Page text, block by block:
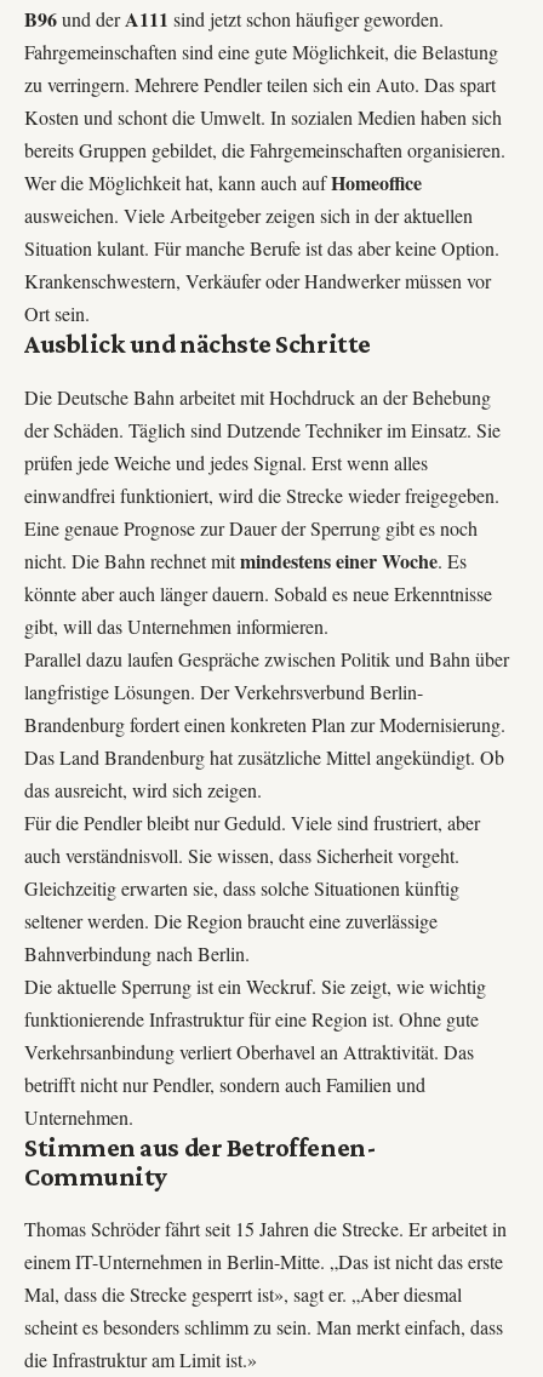
B96und derA111 sind jetzt schon häufiger geworden.
Fahrgemeinschaften sind eine gute Möglichkeit, die Belastung
zu verringern. Mehrere Pendler teilen sich ein Auto. Das spart
Kosten und schont die Umwelt. In sozialen Medien haben sich
bereits Gruppen gebildet, die Fahrgemeinschaften organisieren.
Wer die Möglichkeit hat, kann auch aufHomeoffice
ausweichen. Viele Arbeitgeber zeigen sich in der aktuellen
Situation kulant. Für manche Berufe ist das aber keine Option.
Krankenschwestern, Verkäufer oder Handwerker müssen vor
Ort sein.
Ausblick und nächste Schritte
Die Deutsche Bahn arbeitet mit Hochdruck an der Behebung
der Schäden. Täglich sind Dutzende Techniker im Einsatz. Sie
prüfen jede Weiche und jedes Signal. Erst wenn alles
einwandfrei funktioniert, wird die Strecke wieder freigegeben.
Eine genaue Prognose zur Dauer der Sperrung gibt es noch
nicht. Die Bahn rechnet mitmindestens einer Woche. Es
könnte aber auch länger dauern. Sobald es neue Erkenntnisse
gibt, will das Unternehmen informieren.
Parallel dazu laufen Gespräche zwischen Politik und Bahn über
langfristige Lösungen. Der Verkehrsverbund Berlin-
Brandenburg fordert einen konkreten Plan zur Modernisierung.
Das Land Brandenburg hat zusätzliche Mittel angekündigt. Ob
das ausreicht, wird sich zeigen.
Für die Pendler bleibt nur Geduld. Viele sind frustriert, aber
auch verständnisvoll. Sie wissen, dass Sicherheit vorgeht.
Gleichzeitig erwarten sie, dass solche Situationen künftig
seltener werden. Die Region braucht eine zuverlässige
Bahnverbindung nach Berlin.
Die aktuelle Sperrung ist ein Weckruf. Sie zeigt, wie wichtig
funktionierende Infrastruktur für eine Region ist. Ohne gute
Verkehrsanbindung verliert Oberhavel an Attraktivität. Das
betrifft nicht nur Pendler, sondern auch Familien und
Unternehmen.
Stimmen aus der Betroffenen-
Community
Thomas Schröder fährt seit 15 Jahren die Strecke. Er arbeitet in
einem IT-Unternehmen in Berlin-Mitte. „Das ist nicht das erste
Mal, dass die Strecke gesperrt ist», sagt er. „Aber diesmal
scheint es besonders schlimm zu sein. Man merkt einfach, dass
die Infrastruktur am Limit ist.»